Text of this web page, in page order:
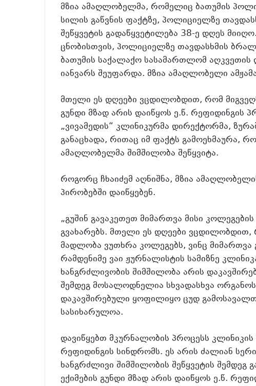
მზია ამაღლობელმა, რომელიც ბათუმის
სილის გაწვნის ფაქტზე, პოლიციელზე
შეწყვეტის გადაწყვეტილება 38-ე დღეს
ცნობისთვის, პოლიციელზე თავდასხმის
ბათუმის საქალაქო სასამართლომ აღკვეთის
იანვარს შეუფარდა. მზია ამაღლობელი
მთელი ეს დღეები ვცდილობდით, რომ
გუნდი მზად არის დაიწყოს ე.წ. რეფიდინგის
„ვივამედის“ კლინიკურმა დირექტორმა,
განაცხადა, რითაც იმ ფაქტს გამოეხმაურა,
ამაღლობელმა შიმშილობა შეწყვიტა.
როგორც ჩხაიძემ აღნიშნა, მზია
პირობებში დაიწყებენ.
„გუშინ გავაკეთეთ მიმართვა მისი
გვახარებს. მთელი ეს დღეები ვცდილობდით,
მადლობა ვუთხრა კოლეგებს, ვინც მიმართვა
რამდენიმე ვაი ჟურნალისტის სამიზნე
ხანგრძლივობის შიმშილობა არის
შემდეგ მოსალოდნელია სხვადასხვა
დაკავშირებული ყოფილიყო ცუდ
სასიხარულოა.
დავიწყებთ მკურნალობის პროცესს კლინიკის
რეფიდინგის სინდრომს. ეს არის ძალიან
ხანგრძლივი შიმშილობის შეწყვეტის შემდეგ
ექიმების გუნდი მზად არის დაიწყოს ე.წ.